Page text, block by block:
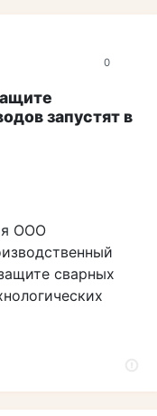
0
запустят в
ООО
сварных